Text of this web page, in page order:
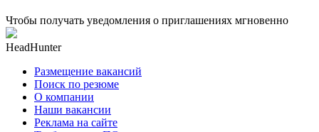
Чтобы получать уведомления о приглашениях мгновенно
HeadHunter
Размещение вакансий
Поиск по резюме
О компании
Наши вакансии
Реклама на сайте